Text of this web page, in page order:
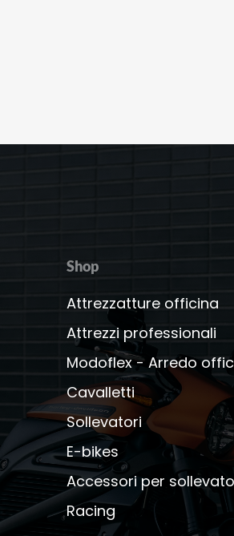
Shop
Attrezzatture officina
Attrezzi professionali
Modoflex - Arredo
Cavalletti
Sollevatori
E-bikes
Accessori per
Racing